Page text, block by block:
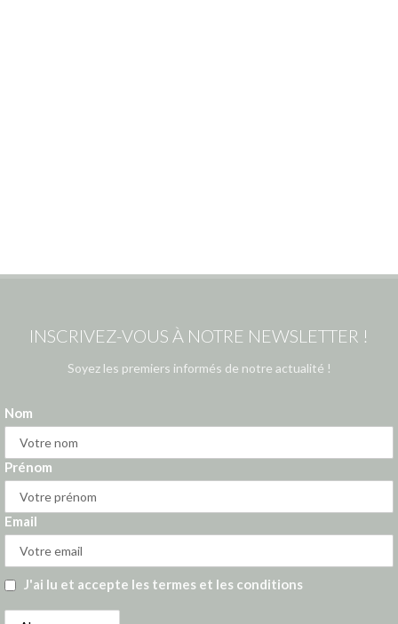
INSCRIVEZ-VOUS À NOTRE NEWSLETTER !
Soyez les premiers informés de notre actualité !
Nom
Prénom
Email
J'ai lu et accepte les termes et les conditions